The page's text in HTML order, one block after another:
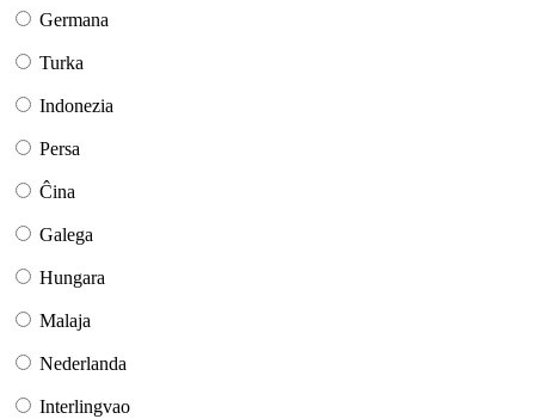
Germana
Turka
Indonezia
Persa
Ĉina
Galega
Hungara
Malaja
Nederlanda
Interlingvao